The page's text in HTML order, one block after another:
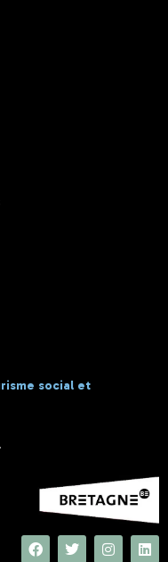
social et